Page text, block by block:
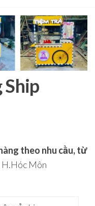
Ship
theo nhu cầu, từ
H.Hóc Môn